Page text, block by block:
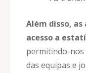
Além disso,
acesso a
permitindo-nos
das equipas e